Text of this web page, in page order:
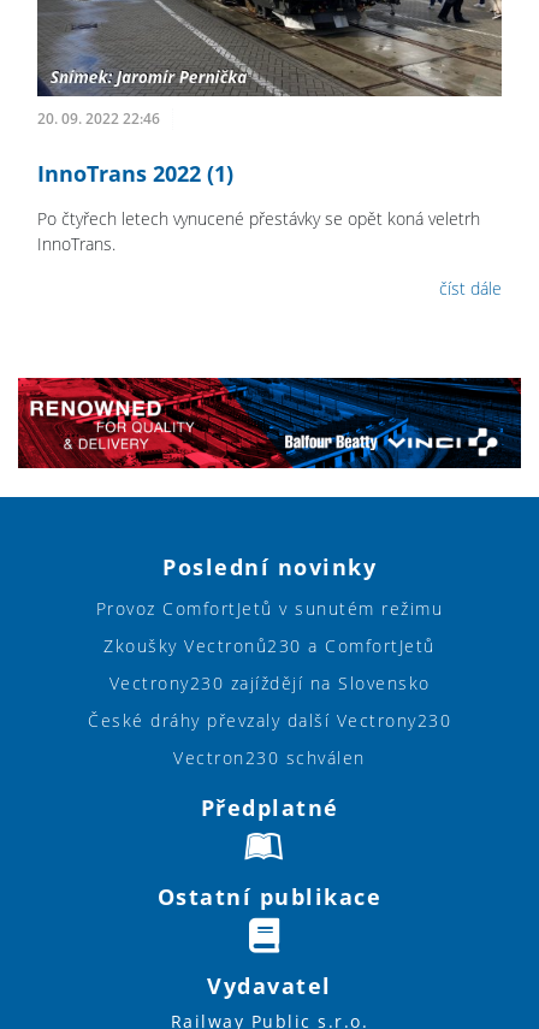
20. 09. 2022 22:46
InnoTrans 2022 (1)
Po čtyřech letech vynucené přestávky se opět koná veletrh
InnoTrans.
číst dále
Poslední novinky
Provoz ComfortJetů v sunutém režimu
Zkoušky Vectronů230 a ComfortJetů
Vectrony230 zajíždějí na Slovensko
České dráhy převzaly další Vectrony230
Vectron230 schválen
Předplatné
Ostatní publikace
Vydavatel
Railway Public s.r.o.